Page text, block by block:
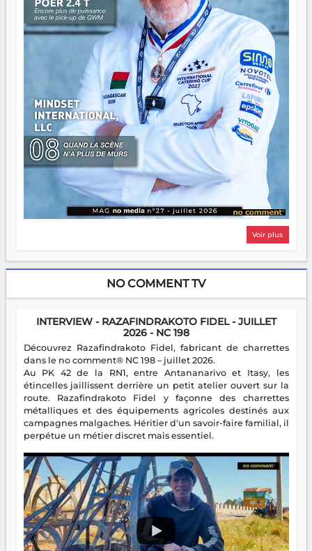
même sens.
Voir plus
NO COMMENT TV
INTERVIEW - RAZAFINDRAKOTO FIDEL - JUILLET
2026 - NC 198
Découvrez Razafindrakoto Fidel, fabricant de charrettes
dans le no comment® NC 198 – juillet 2026.
Au PK 42 de la RN1, entre Antananarivo et Itasy, les
étincelles jaillissent derrière un petit atelier ouvert sur la
route. Razafindrakoto Fidel y façonne des charrettes
métalliques et des équipements agricoles destinés aux
campagnes malgaches. Héritier d'un savoir-faire familial, il
perpétue un métier discret mais essentiel.